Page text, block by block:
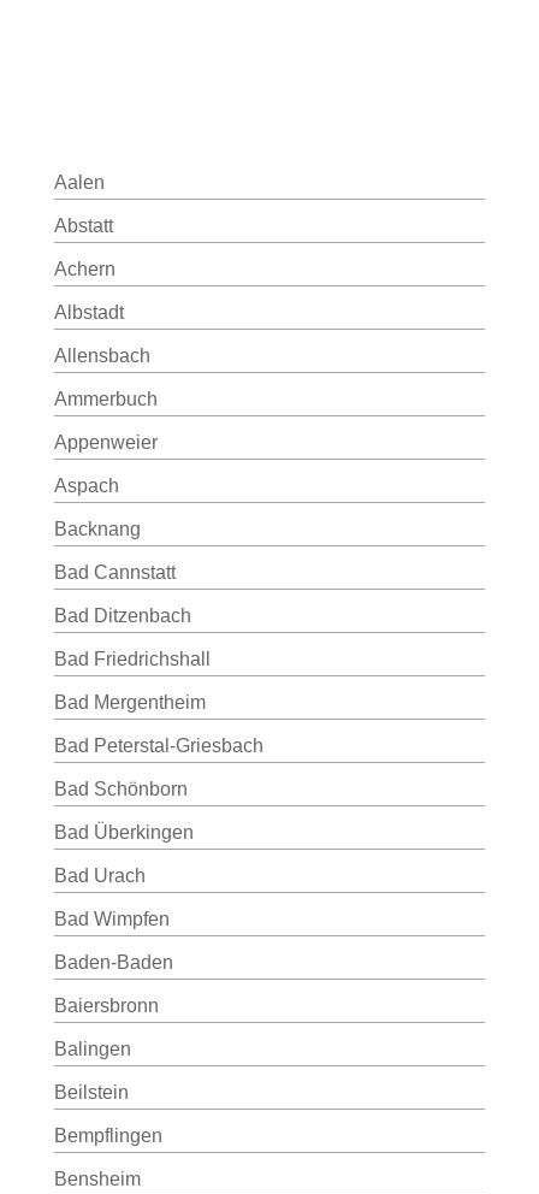
Aalen
Abstatt
Achern
Albstadt
Allensbach
Ammerbuch
Appenweier
Aspach
Backnang
Bad Cannstatt
Bad Ditzenbach
Bad Friedrichshall
Bad Mergentheim
Bad Peterstal-Griesbach
Bad Schönborn
Bad Überkingen
Bad Urach
Bad Wimpfen
Baden-Baden
Baiersbronn
Balingen
Beilstein
Bempflingen
Bensheim